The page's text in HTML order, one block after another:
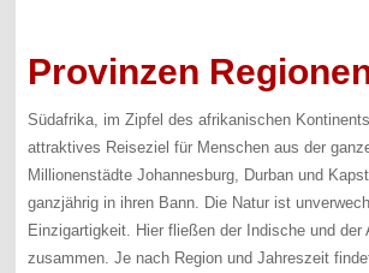
Provinzen
Südafrika, im Zipfel des afrikanischen
attraktives Reiseziel für Menschen aus der
Millionenstädte Johannesburg, Durban und
ganzjährig in ihren Bann. Die Natur ist
Einzigartigkeit. Hier fließen der Indische und der
zusammen. Je nach Region und Jahreszeit